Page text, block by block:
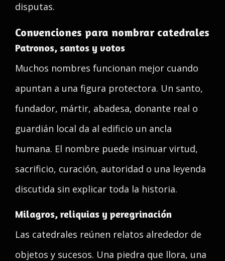
disputas.
Convenciones para nombrar catedrales
Patronos, santos y votos
Muchos nombres funcionan mejor cuando
apuntan a una figura protectora. Un santo,
fundador, mártir, abadesa, donante real o
guardián local da al edificio un ancla
humana. El nombre puede insinuar virtud,
sacrificio, curación, autoridad o una leyenda
discutida sin explicar toda la historia.
Milagros, reliquias y peregrinación
Las catedrales reúnen relatos alrededor de
objetos y sucesos. Una piedra que llora, una